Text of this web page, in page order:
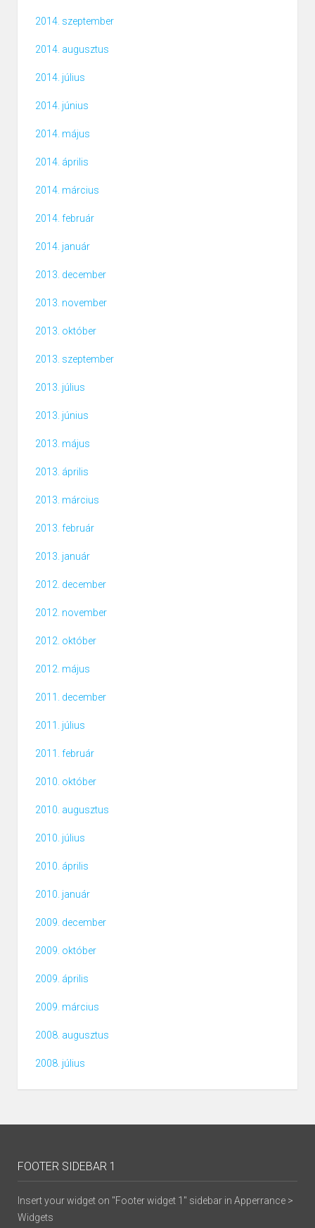
2014. szeptember
2014. augusztus
2014. július
2014. június
2014. május
2014. április
2014. március
2014. február
2014. január
2013. december
2013. november
2013. október
2013. szeptember
2013. július
2013. június
2013. május
2013. április
2013. március
2013. február
2013. január
2012. december
2012. november
2012. október
2012. május
2011. december
2011. július
2011. február
2010. október
2010. augusztus
2010. július
2010. április
2010. január
2009. december
2009. október
2009. április
2009. március
2008. augusztus
2008. július
FOOTER SIDEBAR 1
Insert your widget on "Footer widget 1" sidebar in Apperrance >
Widgets